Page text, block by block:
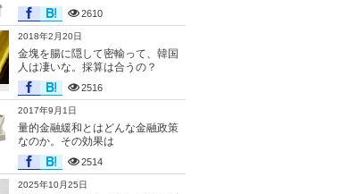
2610
2018年2月20日
金塊を腸に隠して密輸って、韓国
人は凄いな。採算は合うの？
2516
2017年9月1日
量的金融緩和とはどんな金融政策
なのか。その効果は
2514
2025年10月25日